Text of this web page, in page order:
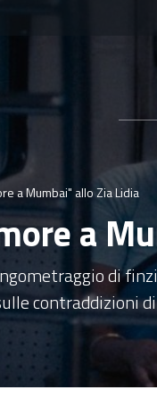
a Mumbai" allo Zia Lidia
a
di
contraddizioni